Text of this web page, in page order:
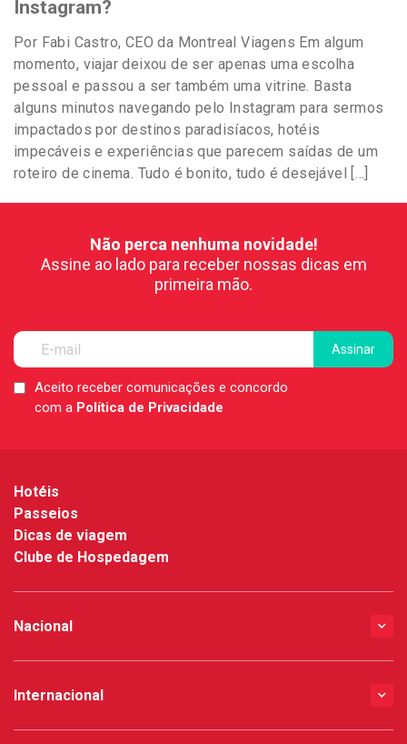
Instagram?
Por Fabi Castro, CEO da Montreal Viagens Em algum
momento, viajar deixou de ser apenas uma escolha
pessoal e passou a ser também uma vitrine. Basta
alguns minutos navegando pelo Instagram para sermos
impactados por destinos paradisíacos, hotéis
impecáveis e experiências que parecem saídas de um
roteiro de cinema. Tudo é bonito, tudo é desejável […]
Não perca nenhuma novidade!
Assine ao lado para receber nossas dicas em
primeira mão.
LGPDAceito receber comunicações e concordo
com a Política de Privacidade
Hotéis
Passeios
Dicas de viagem
Clube de Hospedagem
Nacional
Internacional